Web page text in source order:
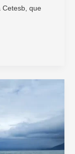
Cetesb, que